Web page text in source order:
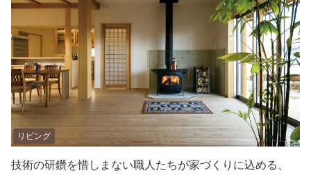
リビング
技術の研鑽を惜しまない職人たちが家づくりに込める、